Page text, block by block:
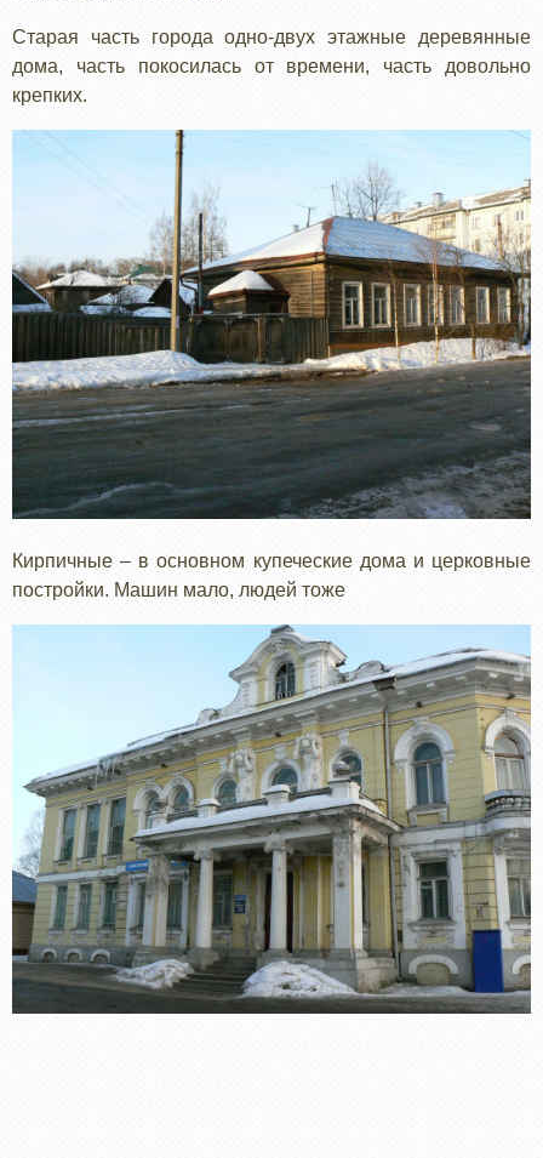
Старая часть города одно-двух этажные деревянные
дома, часть покосилась от времени, часть довольно
крепких.
Кирпичные – в основном купеческие дома и церковные
постройки. Машин мало, людей тоже